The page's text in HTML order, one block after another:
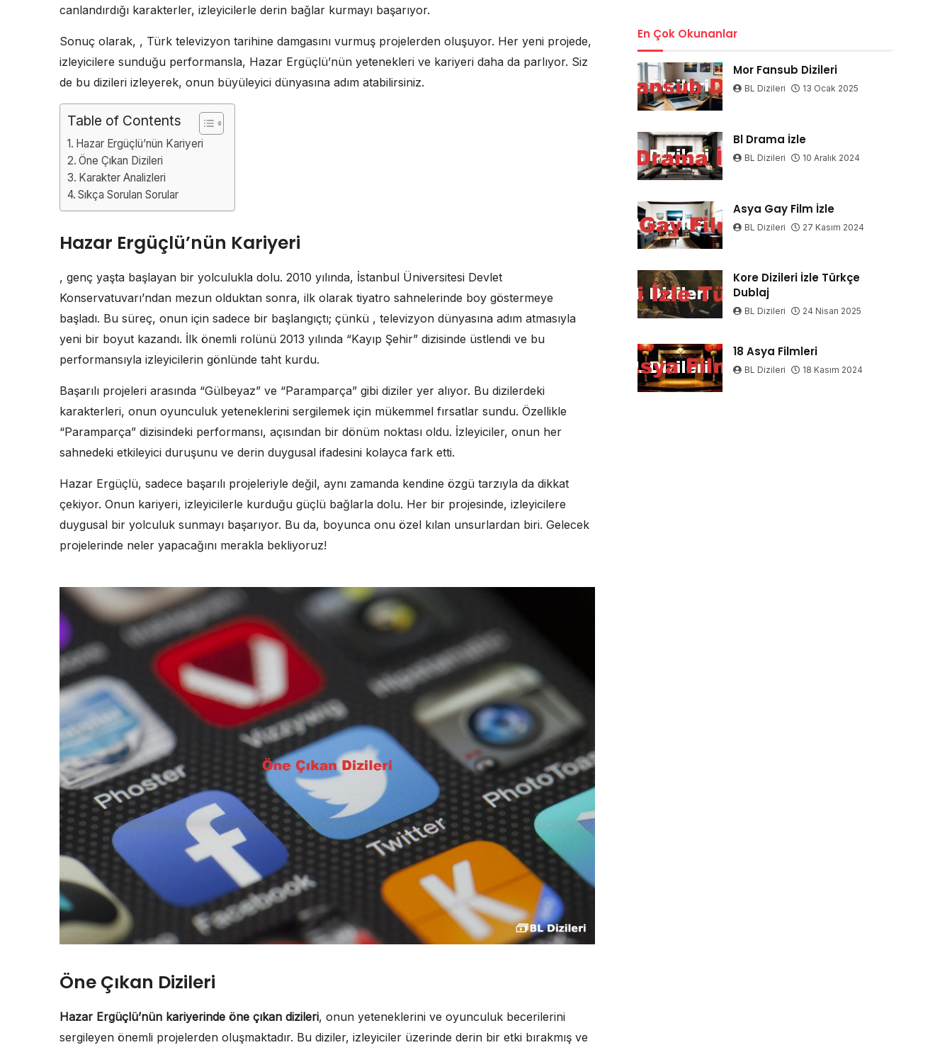
canlandırdığı karakterler, izleyicilerle derin bağlar kurmayı başarıyor.
Sonuç olarak, , Türk televizyon tarihine damgasını vurmuş projelerden oluşuyor. Her yeni projede,
izleyicilere sunduğu performansla, Hazar Ergüçlü’nün yetenekleri ve kariyeri daha da parlıyor. Siz
de bu dizileri izleyerek, onun büyüleyici dünyasına adım atabilirsiniz.
Table of Contents
Hazar Ergüçlü’nün Kariyeri
Öne Çıkan Dizileri
Karakter Analizleri
Sıkça Sorulan Sorular
Hazar Ergüçlü’nün Kariyeri
, genç yaşta başlayan bir yolculukla dolu. 2010 yılında, İstanbul Üniversitesi Devlet
Konservatuvarı’ndan mezun olduktan sonra, ilk olarak tiyatro sahnelerinde boy göstermeye
başladı. Bu süreç, onun için sadece bir başlangıçtı; çünkü , televizyon dünyasına adım atmasıyla
yeni bir boyut kazandı. İlk önemli rolünü 2013 yılında “Kayıp Şehir” dizisinde üstlendi ve bu
performansıyla izleyicilerin gönlünde taht kurdu.
Başarılı projeleri arasında “Gülbeyaz” ve “Paramparça” gibi diziler yer alıyor. Bu dizilerdeki
karakterleri, onun oyunculuk yeteneklerini sergilemek için mükemmel fırsatlar sundu. Özellikle
“Paramparça” dizisindeki performansı, açısından bir dönüm noktası oldu. İzleyiciler, onun her
sahnedeki etkileyici duruşunu ve derin duygusal ifadesini kolayca fark etti.
Hazar Ergüçlü, sadece başarılı projeleriyle değil, aynı zamanda kendine özgü tarzıyla da dikkat
çekiyor. Onun kariyeri, izleyicilerle kurduğu güçlü bağlarla dolu. Her bir projesinde, izleyicilere
duygusal bir yolculuk sunmayı başarıyor. Bu da, boyunca onu özel kılan unsurlardan biri. Gelecek
projelerinde neler yapacağını merakla bekliyoruz!
Öne Çıkan Dizileri
Hazar Ergüçlü’nün kariyerinde öne çıkan dizileri, onun yeteneklerini ve oyunculuk becerilerini
sergileyen önemli projelerden oluşmaktadır. Bu diziler, izleyiciler üzerinde derin bir etki bırakmış ve
En Çok Okunanlar
Mor Fansub Dizileri
BL Dizileri 13 Ocak 2025
Bl Drama İzle
BL Dizileri 10 Aralık 2024
Asya Gay Film İzle
BL Dizileri 27 Kasım 2024
Kore Dizileri İzle Türkçe
Dublaj
BL Dizileri 24 Nisan 2025
18 Asya Filmleri
BL Dizileri 18 Kasım 2024